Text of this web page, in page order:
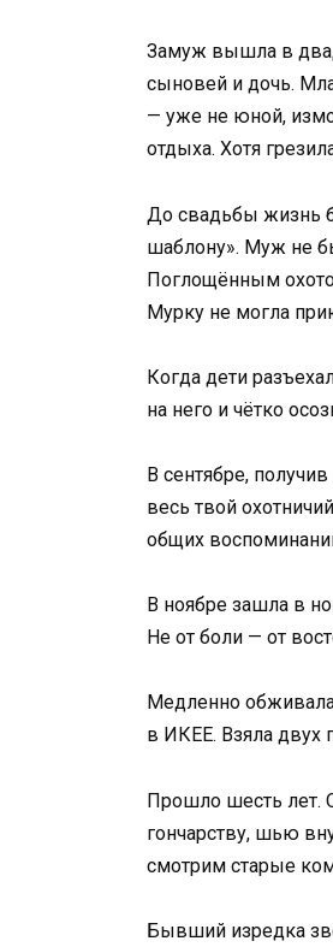
Замуж вышла в
сыновей и дочь.
— уже не юной,
отдыха. Хотя
До свадьбы жизнь
шаблону». Муж не
Поглощённым
Мурку не могла
Когда дети
на него и чётко
В сентябре,
весь твой
общих
В ноябре зашла в
Не от боли — от
Медленно
в ИКЕЕ. Взяла двух
Прошло шесть лет.
гончарству, шью
смотрим старые
Бывший изредка